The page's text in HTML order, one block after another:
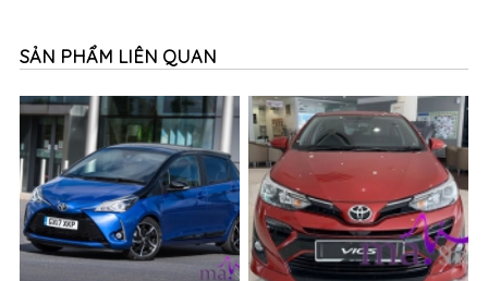
SẢN PHẨM LIÊN QUAN